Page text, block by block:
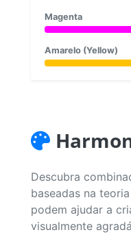
Magenta
Amarelo (Yellow)
Descubra
baseadas na
podem ajudar a
visualmente